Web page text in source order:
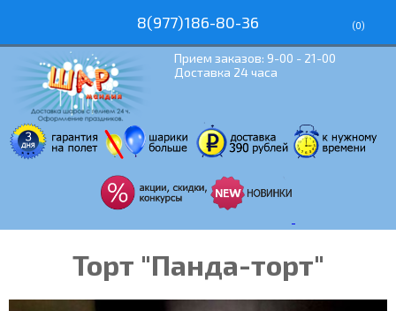
8(977)186-80-36 (0)
Прием заказов: 9-00 - 21-00
Доставка 24 часа
Торт "Панда-торт"